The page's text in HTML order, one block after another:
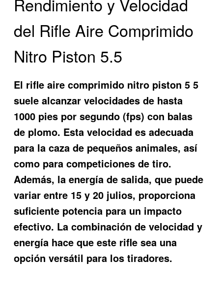
del Rifle Aire Comprimido
Nitro Piston 5.5
El rifle aire comprimido nitro piston 5 5
suele alcanzar velocidades de hasta
1000 pies por segundo (fps) con balas
de plomo. Esta velocidad es adecuada
para la caza de pequeños animales, así
como para competiciones de tiro.
Además, la energía de salida, que puede
variar entre 15 y 20 julios, proporciona
suficiente potencia para un impacto
efectivo. La combinación de velocidad y
energía hace que este rifle sea una
opción versátil para los tiradores.